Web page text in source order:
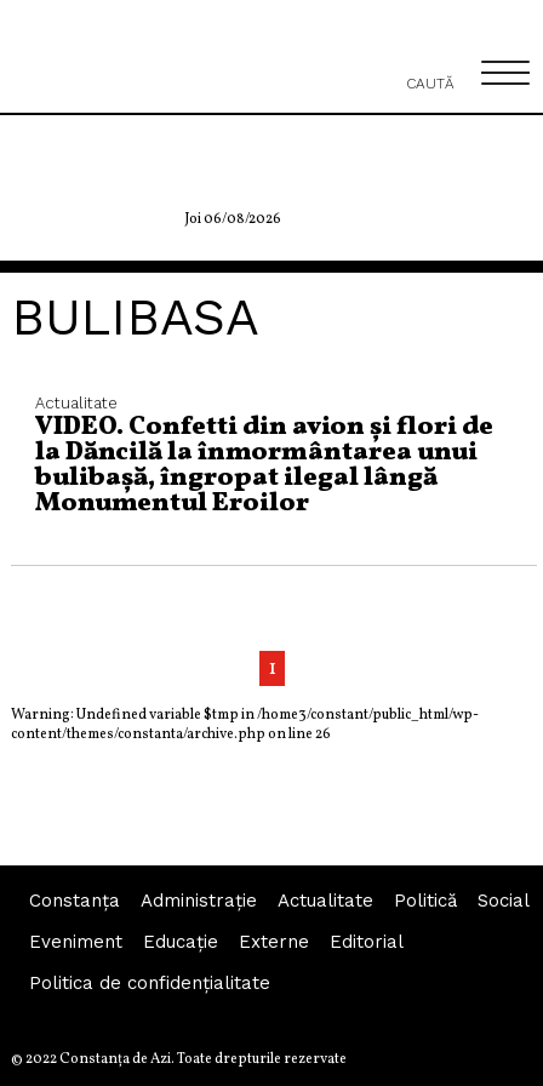
Joi 06/08/2026
CAUTĂ
BULIBASA
Actualitate
VIDEO. Confetti din avion și flori de
la Dăncilă la înmormântarea unui
bulibașă, îngropat ilegal lângă
Monumentul Eroilor
1
Warning: Undefined variable $tmp in/home3/constant/public_html/wp-
content/themes/constanta/archive.phpon line26
Constanța Administraţie Actualitate Politică
Social
Eveniment
Educaţie Externe
Editorial
Politica de confidențialitate
© 2022 Constanţa de Azi. Toate drepturile rezervate